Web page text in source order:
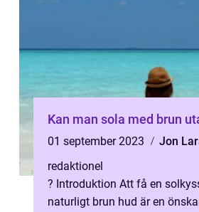
Kan man sola med brun
01 september 2023
Jon
redaktionel
? Introduktion Att få en
naturligt brun hud är en